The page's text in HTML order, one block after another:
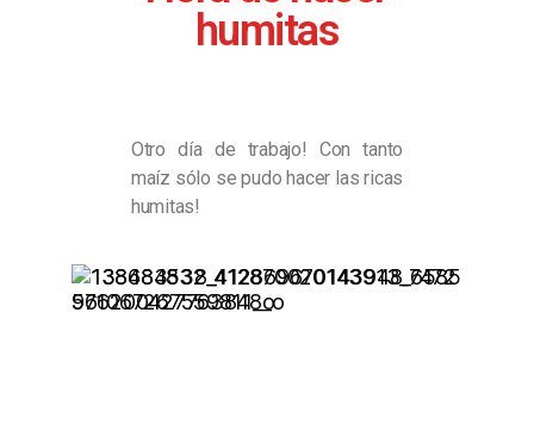
humitas
Otro día de trabajo! Con tanto
maíz sólo se pudo hacer las ricas
humitas!